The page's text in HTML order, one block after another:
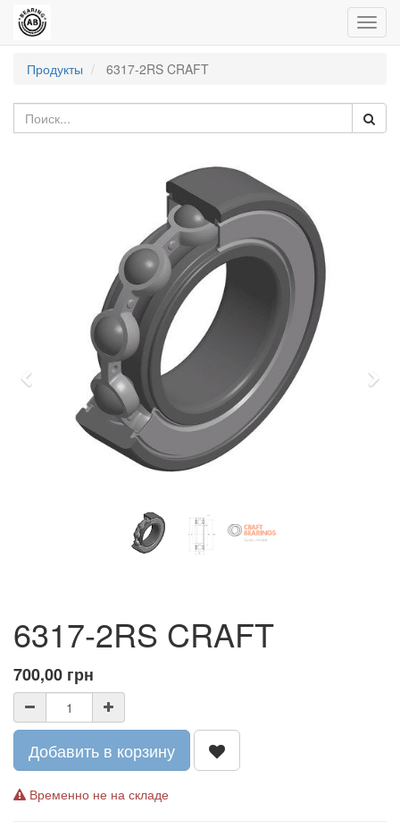
Продукты
6317-2RS CRAFT
Previous
6317-2RS CRAFT
700,00 грн
Добавить в корзину
Временно не на складе